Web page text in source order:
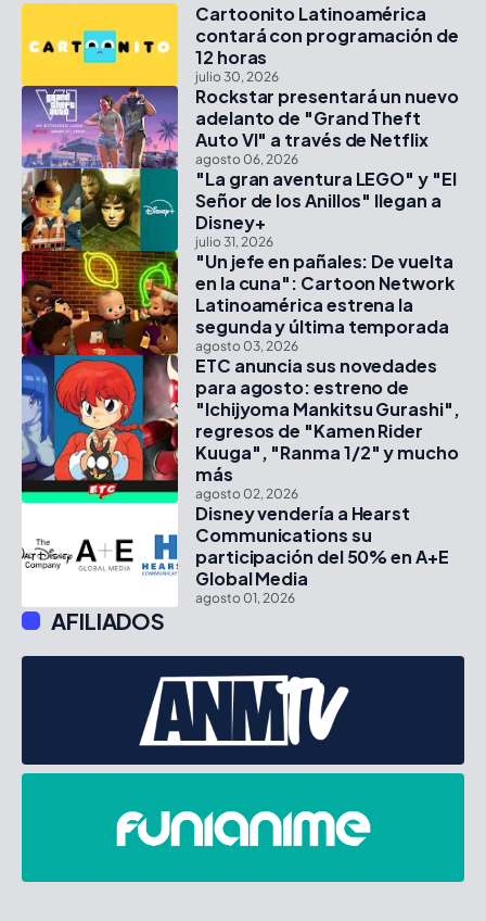
Cartoonito Latinoamérica
contará con programación de
12 horas
julio 30, 2026
Rockstar presentará un nuevo
adelanto de "Grand Theft
Auto VI" a través de Netflix
agosto 06, 2026
"La gran aventura LEGO" y "El
Señor de los Anillos" llegan a
Disney+
julio 31, 2026
"Un jefe en pañales: De vuelta
en la cuna": Cartoon Network
Latinoamérica estrena la
segunda y última temporada
agosto 03, 2026
ETC anuncia sus novedades
para agosto: estreno de
"Ichijyoma Mankitsu Gurashi",
regresos de "Kamen Rider
Kuuga", "Ranma 1/2" y mucho
más
agosto 02, 2026
Disney vendería a Hearst
Communications su
participación del 50% en A+E
Global Media
agosto 01, 2026
AFILIADOS